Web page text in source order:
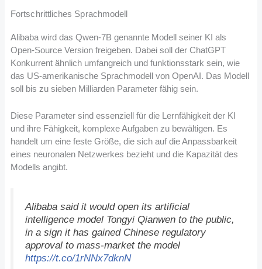
Fortschrittliches Sprachmodell
Alibaba wird das Qwen-7B genannte Modell seiner KI als
Open-Source Version freigeben. Dabei soll der ChatGPT
Konkurrent ähnlich umfangreich und funktionsstark sein, wie
das US-amerikanische Sprachmodell von OpenAI. Das Modell
soll bis zu sieben Milliarden Parameter fähig sein.
Diese Parameter sind essenziell für die Lernfähigkeit der KI
und ihre Fähigkeit, komplexe Aufgaben zu bewältigen. Es
handelt um eine feste Größe, die sich auf die Anpassbarkeit
eines neuronalen Netzwerkes bezieht und die Kapazität des
Modells angibt.
Alibaba said it would open its artificial
intelligence model Tongyi Qianwen to the public,
in a sign it has gained Chinese regulatory
approval to mass-market the model
https://t.co/1rNNx7dknN